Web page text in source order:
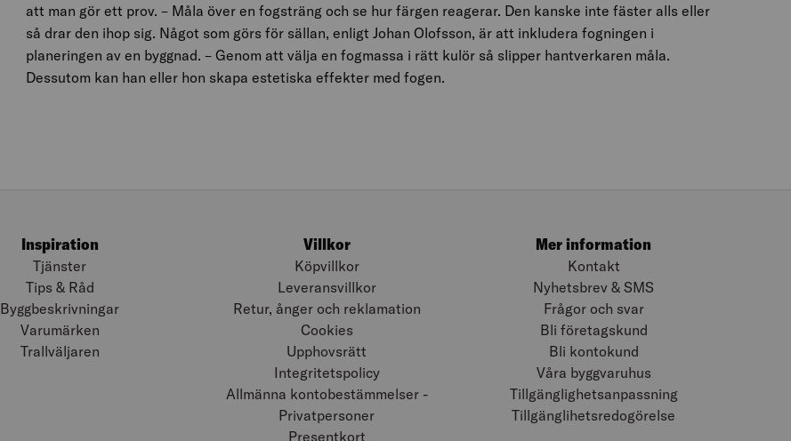
att man gör ett prov. – Måla över en fogsträng och se hur färgen reagerar. Den kanske inte fäster alls eller
så drar den ihop sig. Något som görs för sällan, enligt Johan Olofsson, är att inkludera fogningen i
planeringen av en byggnad. – Genom att välja en fogmassa i rätt kulör så slipper hantverkaren måla.
Dessutom kan han eller hon skapa estetiska effekter med fogen.
Inspiration
Tjänster
Tips & Råd
Byggbeskrivningar
Varumärken
Trallväljaren
Villkor
Köpvillkor
Leveransvillkor
Retur, ånger och reklamation
Cookies
Upphovsrätt
Integritetspolicy
Allmänna kontobestämmelser -
Privatpersoner
Presentkort
Mer information
Kontakt
Nyhetsbrev & SMS
Frågor och svar
Bli företagskund
Bli kontokund
Våra byggvaruhus
Tillgänglighetsanpassning
Tillgänglihetsredogörelse